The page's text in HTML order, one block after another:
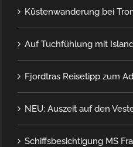
Küstenwanderung bei
Auf Tuchfühlung mit
Fjordtras Reisetipp zum
NEU: Auszeit auf den
Schiffsbesichtigung MS